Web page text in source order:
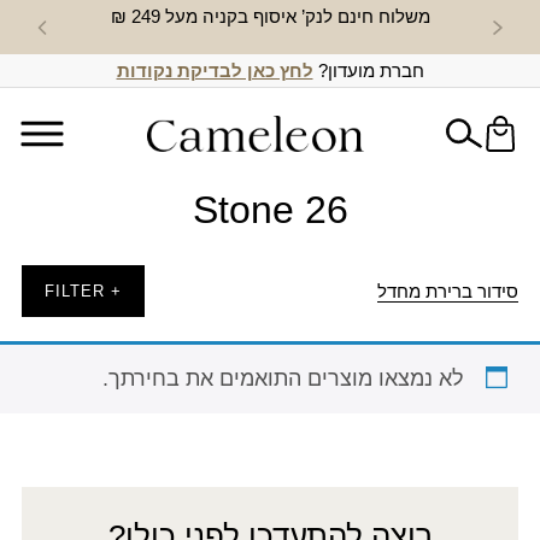
משלוח חינם לנק’ איסוף בקניה מעל 249 ₪ חדש
חברת מועדון? לחץ כאן לבדיקת נקודות
Stone 26
סידור ברירת מחדל + FILTER
לא נמצאו מוצרים התואמים את בחירתך.